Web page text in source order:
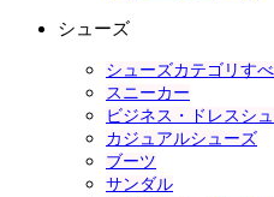
シューズ
シューズカテゴリす
スニーカー
ビジネス・ドレスシ
カジュアルシューズ
ブーツ
サンダル